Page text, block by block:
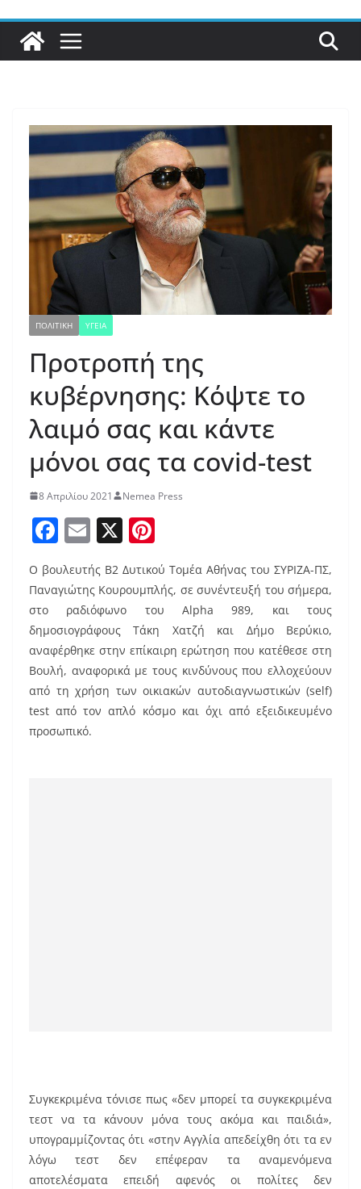
ΠΟΛΙΤΙΚΗ ΥΓΕΙΑ
Προτροπή της
κυβέρνησης: Κόψτε το
λαιμό σας και κάντε
μόνοι σας τα covid-test
8 Απριλίου 2021 Nemea Press
F
a
c
e
b
o
o
k
E
m
ai
l
X
nt
er
e
st
Ο βουλευτής Β2 Δυτικού Τομέα Αθήνας του ΣΥΡΙΖΑ-ΠΣ,
Παναγιώτης Κουρουμπλής, σε συνέντευξή του σήμερα,
στο ραδιόφωνο του Alpha 989, και τους
δημοσιογράφους Τάκη Χατζή και Δήμο Βερύκιο,
αναφέρθηκε στην επίκαιρη ερώτηση που κατέθεσε στη
Βουλή, αναφορικά με τους κινδύνους που ελλοχεύουν
από τη χρήση των οικιακών αυτοδιαγνωστικών (self)
test από τον απλό κόσμο και όχι από εξειδικευμένο
προσωπικό.
Συγκεκριμένα τόνισε πως «δεν μπορεί τα συγκεκριμένα
τεστ να τα κάνουν μόνα τους ακόμα και παιδιά»,
υπογραμμίζοντας ότι «στην Αγγλία απεδείχθη ότι τα εν
λόγω τεστ δεν επέφεραν τα αναμενόμενα
αποτελέσματα επειδή αφενός οι πολίτες δεν